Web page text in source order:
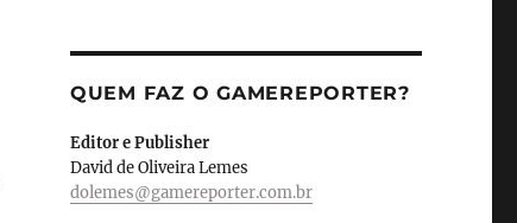
QUEM FAZ O GAMEREPORTER?
Editor e Publisher
David de Oliveira Lemes
dolemes@gamereporter.com.br